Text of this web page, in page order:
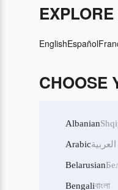
EnglishEspañol
CHOOSE
Albanian
Arabicالعربية
Belarusian
Bengaliবাংলা